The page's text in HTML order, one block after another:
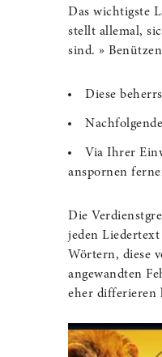
Das wichtigste
stellt allemal,
sind. »
Diese
Via Ihrer
anspornen
Die
jeden
Wörtern, diese
angewandten
eher differieren